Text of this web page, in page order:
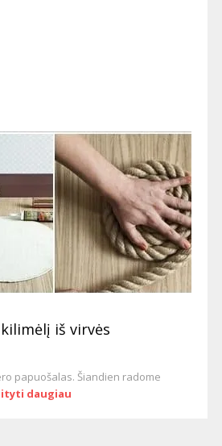
iš virvės
papuošalas. Šiandien radome
daugiau